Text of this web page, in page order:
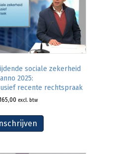
sociale zekerheid
anno 2025:
recente rechtspraak
excl. btw